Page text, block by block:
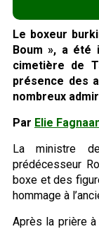
Le boxeur
Boum », a été
cimetière de
présence des
nombreux
Par Elie
La ministre
prédécesseur
boxe et des
hommage à
Après la prière